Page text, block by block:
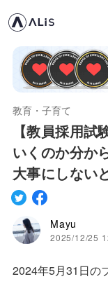
教育・子育て
【教員採用
いくのか分か
大事にしないと
Mayu
2025/12/25
2024年5月31日の